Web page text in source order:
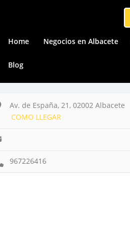
Home Negocios en Albacete
Blog
Av. de España, 21, 02002 Albacete
COMO LLEGAR
967226416